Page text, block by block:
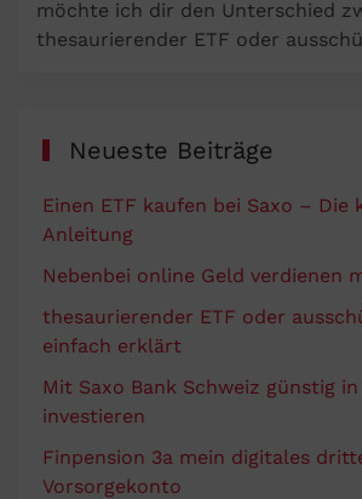
einfach
erklärt
möchte ich dir den Unterschied
thesaurierender ETF oder
Neueste Beiträge
Einen ETF kaufen bei Saxo – Die
Anleitung
Nebenbei online Geld verdienen
thesaurierender ETF oder
einfach erklärt
Mit Saxo Bank Schweiz günstig
investieren
Finpension 3a mein digitales
Vorsorgekonto